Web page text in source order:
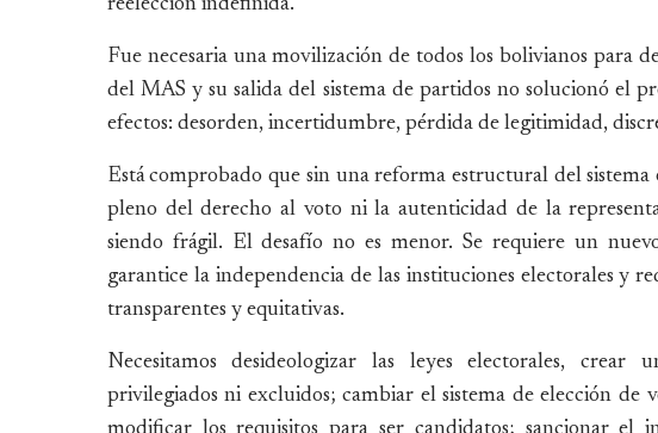
reelección indefinida.
Fue necesaria una movilización de todos los bolivianos para
del MAS y su salida del sistema de partidos no solucionó el
efectos: desorden, incertidumbre, pérdida de legitimidad,
Está comprobado que sin una reforma estructural del
pleno del derecho al voto ni la autenticidad de la
siendo frágil. El desafío no es menor. Se requiere un
garantice la independencia de las instituciones electorales y
transparentes y equitativas.
Necesitamos desideologizar las leyes electorales,
privilegiados ni excluidos; cambiar el sistema de elección de